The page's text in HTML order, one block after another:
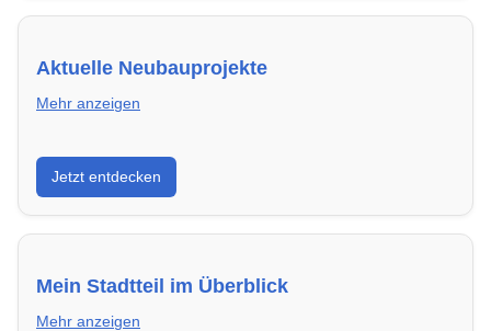
Aktuelle Neubauprojekte
Mehr anzeigen
Entdecke Neubauprojekte in Ulm – modern,
energieeffizient und sofort bezugsfertig.
Jetzt entdecken
Mein Stadtteil im Überblick
Mehr anzeigen